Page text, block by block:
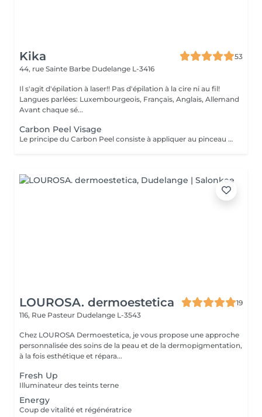
Kika
53
44, rue Sainte Barbe Dudelange L-3416
Il s'agit d'épilation à laser!! Pas d'épilation à la cire ni au fil!
Langues parlées: Luxembourgeois, Français, Anglais, Allemand
Avant chaque sé...
Carbon Peel Visage
Le principe du Carbon Peel consiste à appliquer au pinceau sur une peau démaquillée et désinfectée, un masque au charbon actif qui va pénétrer dans les pores et les irrégularités de la peau et également absorber l'excédent de sébum. C'est ce charbon actif qui va servir de vecteur au laser. Les yeux sont masqués par des coques protectrices. Le laser va spécifiquement pulvériser et évaporer les particules de carbone, sans abîmer la peau. Le carbone ainsi volatilisé emporte avec lui peaux mortes, impuretés et points noirs. Immédiatement après la séance, la peau apparaît plus jeune, plus lisse, plus soyeuse et plus lumineuse. Le Carbon Peel produit ses effets dès la 1ère séance. En multipliant les séances, les effets se potentialiseront et le résultat final n'en sera que meilleur. Au fur et à mesure des séances, la peau sera moins grasse, plus homogène, plus lisse en surface. Elle retrouvera à la fois sa fermeté et son élasticité. La séance unique est généralement réservée à l'effet « coup d'éclat ». Au cours de celle-ci, on ressent tout au plus la chaleur modérée du laser et de légers picotements. Cette sensation s'estompe rapidement. La peau est à peine rosée en fin de séance. Il est important de noter que par la suite, la peau ne pèlera pas contrairement aux peelings chimiques classiques. Aucune éviction n'est donc nécessaire.
LOUROSA. dermoestetica
19
116, Rue Pasteur Dudelange L-3543
Chez LOUROSA Dermoestetica, je vous propose une approche
personnalisée des soins de la peau et de la dermopigmentation,
à la fois esthétique et répara...
Fresh Up
Illuminateur des teints terne
Energy
Coup de vitalité et régénératrice